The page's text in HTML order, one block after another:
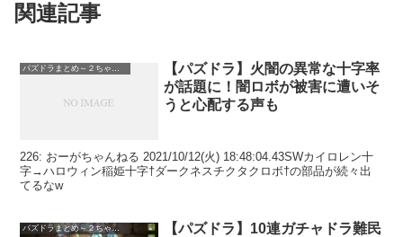
関連記事
【パズドラ】火闇の異常な十字率
が話題に！闇ロボが被害に遭いそ
うと心配する声も
226: おーがちゃんねる 2021/10/12(火) 18:48:04.43SWカイロレン十
字→ハロウィン稲姫十字†ダークネスチクタクロボ†の部品が続々出
てるなw
パズドラまとめ～２ちゃんねる
【パズドラ】10連ガチャドラ難民